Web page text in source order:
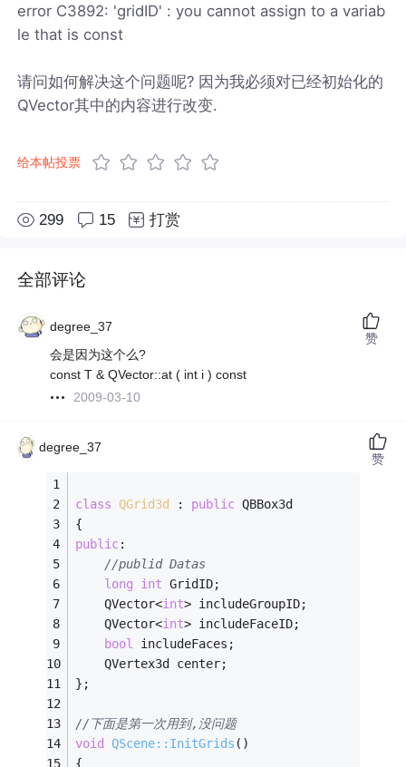
error C3892: 'gridID' : you cannot assign to a variab
le that is const
请问如何解决这个问题呢? 因为我必须对已经初始化的
QVector其中的内容进行改变.
给本帖投票
299 15 打赏
全部评论
degree_37
会是因为这个么?
const T & QVector::at ( int i ) const
2009-03-10
赞
degree_37
class QGrid3d : public QBBox3d
{
public:
//publid Datas
long
int GridID;
	QVector<
int> includeGroupID;
	QVector<
int> includeFaceID;
bool includeFaces;
	QVertex3d center;
};
//下面是第一次用到,没问题
void
QScene::InitGrids ()
{
赞